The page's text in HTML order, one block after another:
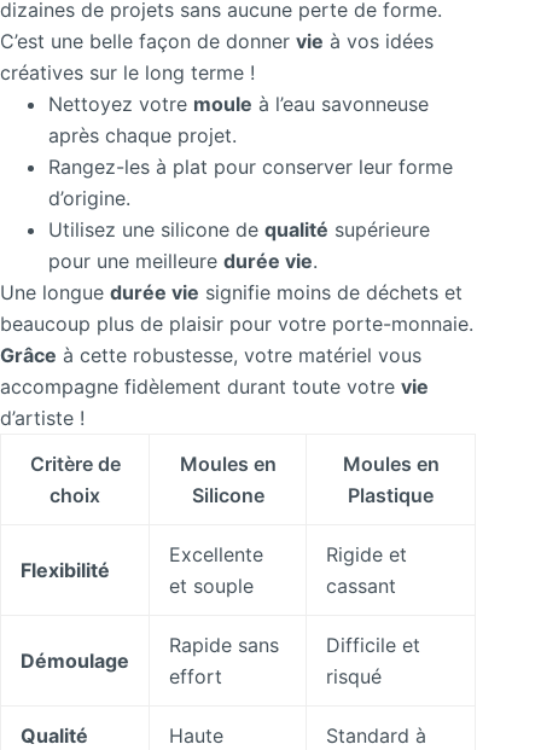
dizaines de projets sans aucune perte de forme.
C’est une belle façon de donner vie à vos idées
créatives sur le long terme !
Nettoyez votre moule à l’eau savonneuse
après chaque projet.
Rangez-les à plat pour conserver leur forme
d’origine.
Utilisez une silicone de qualité supérieure
pour une meilleure durée vie.
Une longue durée vie signifie moins de déchets et
beaucoup plus de plaisir pour votre porte-monnaie.
Grâce à cette robustesse, votre matériel vous
accompagne fidèlement durant toute votre vie
d’artiste !
Critère de
choix
Moules en
Silicone
Moules en
Plastique
Flexibilité
Excellente
et souple
Rigide et
cassant
Démoulage
Rapide sans
effort
Difficile et
risqué
Qualité
Haute
Standard à